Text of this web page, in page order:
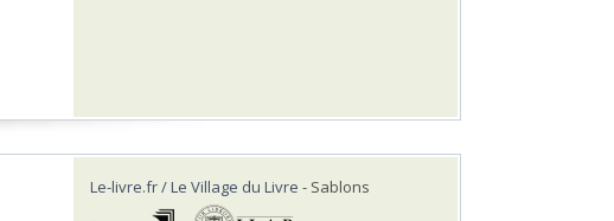
Le-livre.fr / Le Village du Livre - Sablons